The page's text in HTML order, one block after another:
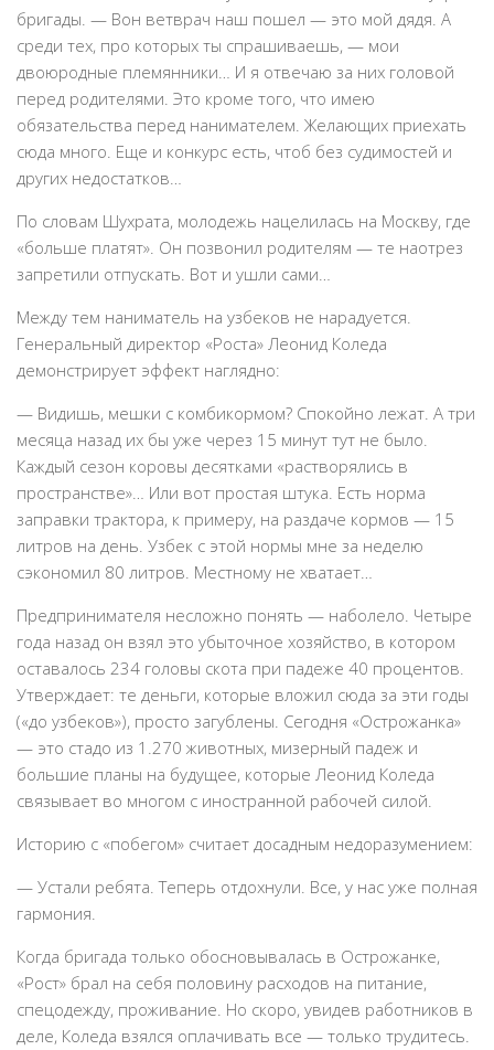
бригады. — Вон ветврач наш пошел — это мой дядя. А
среди тех, про которых ты спрашиваешь, — мои
двоюродные племянники… И я отвечаю за них головой
перед родителями. Это кроме того, что имею
обязательства перед нанимателем. Желающих приехать
сюда много. Еще и конкурс есть, чтоб без судимостей и
других недостатков…
По словам Шухрата, молодежь нацелилась на Москву, где
«больше платят». Он позвонил родителям — те наотрез
запретили отпускать. Вот и ушли сами…
Между тем наниматель на узбеков не нарадуется.
Генеральный директор «Роста» Леонид Коледа
демонстрирует эффект наглядно:
— Видишь, мешки с комбикормом? Спокойно лежат. А три
месяца назад их бы уже через 15 минут тут не было.
Каждый сезон коровы десятками «растворялись в
пространстве»… Или вот простая штука. Есть норма
заправки трактора, к примеру, на раздаче кормов — 15
литров на день. Узбек с этой нормы мне за неделю
сэкономил 80 литров. Местному не хватает…
Предпринимателя несложно понять — наболело. Четыре
года назад он взял это убыточное хозяйство, в котором
оставалось 234 головы скота при падеже 40 процентов.
Утверждает: те деньги, которые вложил сюда за эти годы
(«до узбеков»), просто загублены. Сегодня «Острожанка»
— это стадо из 1.270 животных, мизерный падеж и
большие планы на будущее, которые Леонид Коледа
связывает во многом с иностранной рабочей силой.
Историю с «побегом» считает досадным недоразумением:
— Устали ребята. Теперь отдохнули. Все, у нас уже полная
гармония.
Когда бригада только обосновывалась в Острожанке,
«Рост» брал на себя половину расходов на питание,
спецодежду, проживание. Но скоро, увидев работников в
деле, Коледа взялся оплачивать все — только трудитесь.